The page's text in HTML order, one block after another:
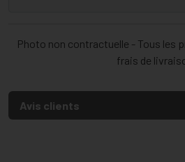
Photo non contractuelle - Tous les
frais de
Avis clients